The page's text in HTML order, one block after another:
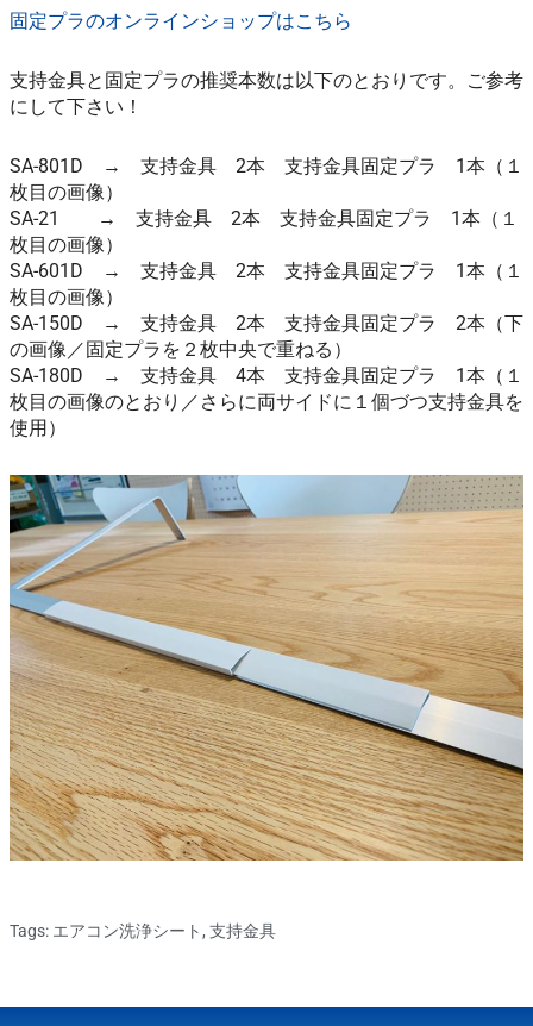
固定プラのオンラインショップはこちら
支持金具と固定プラの推奨本数は以下のとおりです。ご参考
にして下さい！
SA-801D → 支持金具 2本 支持金具固定プラ 1本（１
枚目の画像）
SA-21 → 支持金具 2本 支持金具固定プラ 1本（１
枚目の画像）
SA-601D → 支持金具 2本 支持金具固定プラ 1本（１
枚目の画像）
SA-150D → 支持金具 2本 支持金具固定プラ 2本（下
の画像／固定プラを２枚中央で重ねる）
SA-180D → 支持金具 4本 支持金具固定プラ 1本（１
枚目の画像のとおり／さらに両サイドに１個づつ支持金具を
使用）
Tags: エアコン洗浄シート, 支持金具